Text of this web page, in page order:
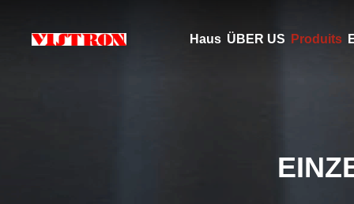
Haus ÜBER US Produits